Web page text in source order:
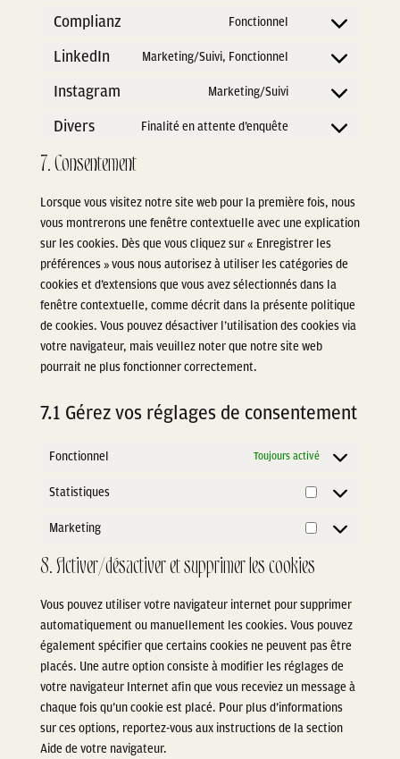
wordpress
google-
Complianz Fonctionnel
Consent
complianz
LinkedIn Marketing/Suivi, Fonctionnel
Consent
linkedin
Instagram Marketing/Suivi
Consent
Divers Finalité en attente d’enquête
Consent
divers
7. Consentement
Lorsque vous visitez notre site web pour la première fois, nous
vous montrerons une fenêtre contextuelle avec une explication
sur les cookies. Dès que vous cliquez sur « Enregistrer les
préférences » vous nous autorisez à utiliser les catégories de
cookies et d’extensions que vous avez sélectionnés dans la
fenêtre contextuelle, comme décrit dans la présente politique
de cookies. Vous pouvez désactiver l’utilisation des cookies via
votre navigateur, mais veuillez noter que notre site web
pourrait ne plus fonctionner correctement.
7.1 Gérez vos réglages de consentement
Fonctionnel Toujours activé
Statistiques
Statistiques
Marketing
Marketing
8. Activer/désactiver et supprimer les cookies
Vous pouvez utiliser votre navigateur internet pour supprimer
automatiquement ou manuellement les cookies. Vous pouvez
également spécifier que certains cookies ne peuvent pas être
placés. Une autre option consiste à modifier les réglages de
votre navigateur Internet afin que vous receviez un message à
chaque fois qu’un cookie est placé. Pour plus d’informations
sur ces options, reportez-vous aux instructions de la section
Aide de votre navigateur.